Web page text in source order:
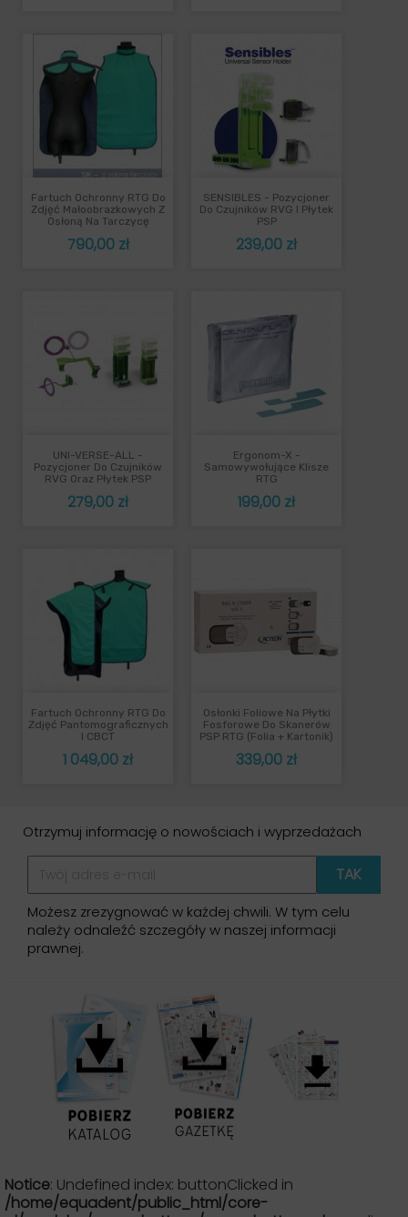
Fartuch Ochronny RTG Do
Zdjęć Małoobrazkowych Z
Osłoną Na Tarczycę
Cena
790,00 zł
SENSIBLES - Pozycjoner
Do Czujników RVG I Płytek
PSP
Cena
239,00 zł
UNI-VERSE-ALL -
Pozycjoner Do Czujników
RVG Oraz Płytek PSP
Cena
279,00 zł
Ergonom-X -
Samowywołujące Klisze
RTG
Cena
199,00 zł
Fartuch Ochronny RTG Do
Zdjęć Pantomograficznych
I CBCT
Cena
1 049,00 zł
Osłonki Foliowe Na Płytki
Fosforowe Do Skanerów
PSP RTG (folia + Kartonik)
Cena
339,00 zł
Otrzymuj informację o nowościach i wyprzedażach
Możesz zrezygnować w każdej chwili. W tym celu
należy odnaleźć szczegóły w naszej informacji
prawnej.
Notice: Undefined index: buttonClicked in
/home/equadent/public_html/core-